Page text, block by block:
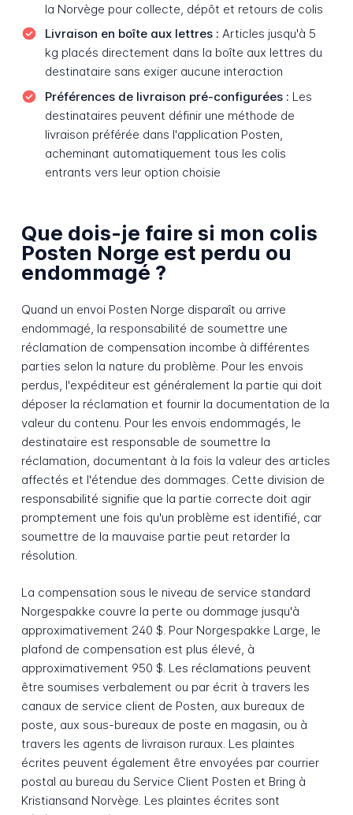
la Norvège pour collecte, dépôt et retours de colis
Livraison en boîte aux lettres : Articles jusqu'à 5
kg placés directement dans la boîte aux lettres du
destinataire sans exiger aucune interaction
Préférences de livraison pré-configurées : Les
destinataires peuvent définir une méthode de
livraison préférée dans l'application Posten,
acheminant automatiquement tous les colis
entrants vers leur option choisie
Que dois-je faire si mon colis
Posten Norge est perdu ou
endommagé ?
Quand un envoi Posten Norge disparaît ou arrive
endommagé, la responsabilité de soumettre une
réclamation de compensation incombe à différentes
parties selon la nature du problème. Pour les envois
perdus, l'expéditeur est généralement la partie qui doit
déposer la réclamation et fournir la documentation de la
valeur du contenu. Pour les envois endommagés, le
destinataire est responsable de soumettre la
réclamation, documentant à la fois la valeur des articles
affectés et l'étendue des dommages. Cette division de
responsabilité signifie que la partie correcte doit agir
promptement une fois qu'un problème est identifié, car
soumettre de la mauvaise partie peut retarder la
résolution.
La compensation sous le niveau de service standard
Norgespakke couvre la perte ou dommage jusqu'à
approximativement 240 $. Pour Norgespakke Large, le
plafond de compensation est plus élevé, à
approximativement 950 $. Les réclamations peuvent
être soumises verbalement ou par écrit à travers les
canaux de service client de Posten, aux bureaux de
poste, aux sous-bureaux de poste en magasin, ou à
travers les agents de livraison ruraux. Les plaintes
écrites peuvent également être envoyées par courrier
postal au bureau du Service Client Posten et Bring à
Kristiansand Norvège. Les plaintes écrites sont